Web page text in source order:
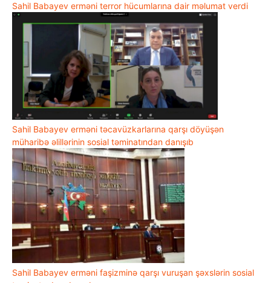
Sahil Babayev erməni terror hücumlarına dair məlumat verdi
Sahil Babayev erməni təcavüzkarlarına qarşı döyüşən
müharibə əlillərinin sosial təminatından danışıb
Sahil Babayev erməni faşizminə qarşı vuruşan şəxslərin sosial